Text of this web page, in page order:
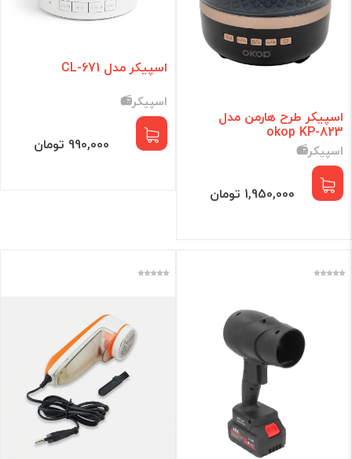
اسپیکر طرح هارمن مدل
okop KP-823
اسپیکر📻
1,950,000 تومان
اسپیکر مدل CL-671
اسپیکر📻
990,000 تومان